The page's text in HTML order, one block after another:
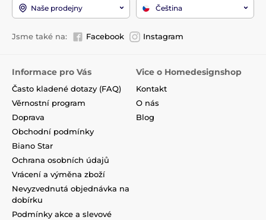
Naše prodejny Čeština
Jsme také na: Facebook Instagram
Informace pro Vás
Často kladené dotazy (FAQ)
Věrnostní program
Doprava
Obchodní podmínky
Biano Star
Ochrana osobních údajů
Vrácení a výměna zboží
Nevyzvednutá objednávka na
dobírku
Podmínky akce a slevové
Vice o Homedesignshop
Kontakt
O nás
Blog